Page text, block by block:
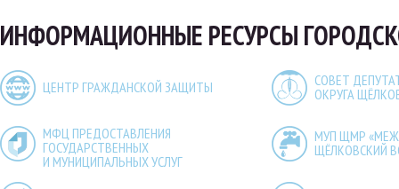
ИНФОРМАЦИОННЫЕ РЕСУРСЫ
ЦЕНТР ГРАЖДАНСКОЙ ЗАЩИТЫ
СОВЕТ
ОКРУГА
МФЦ ПРЕДОСТАВЛЕНИЯ
ГОСУДАРСТВЕННЫХ
И МУНИЦИПАЛЬНЫХ УСЛУГ
МУП ЩМР
ЩЁЛКОВСКИЙ